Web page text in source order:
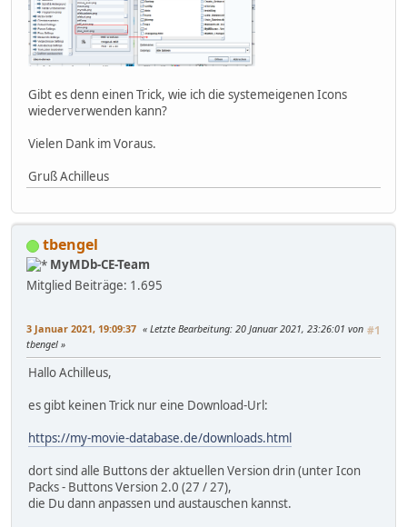
Gibt es denn einen Trick, wie ich die systemeigenen Icons
wiederverwenden kann?
Vielen Dank im Voraus.
Gruß Achilleus
tbengel
MyMDb-CE-Team
Mitglied Beiträge: 1.695
3 Januar 2021, 19:09:37 #1
Letzte Bearbeitung: 20 Januar 2021, 23:26:01 von
tbengel
Hallo Achilleus,
es gibt keinen Trick nur eine Download-Url:
https://my-movie-database.de/downloads.html
dort sind alle Buttons der aktuellen Version drin (unter Icon
Packs - Buttons Version 2.0 (27 / 27),
die Du dann anpassen und austauschen kannst.